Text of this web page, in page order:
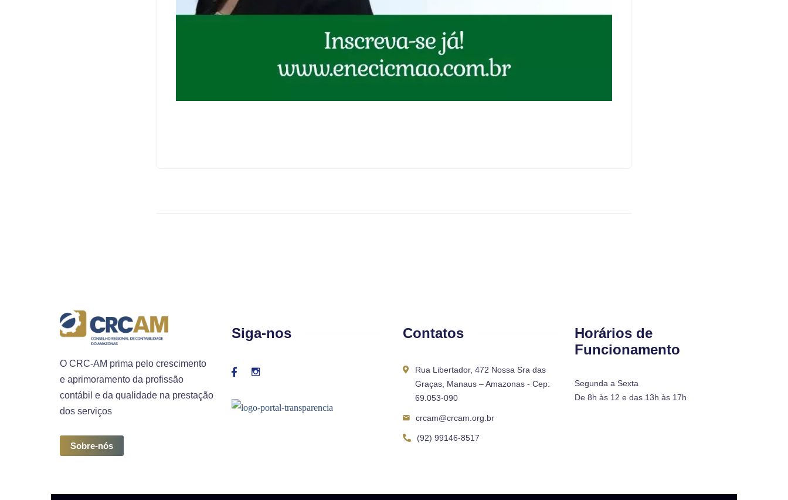
O CRC-AM prima pelo crescimento
e aprimoramento da profissão
contábil e da qualidade na prestação
dos serviços
Sobre-nós
Siga-nos Contatos
Rua Libertador, 472 Nossa Sra das
Graças, Manaus – Amazonas - Cep:
69.053-090
crcam@crcam.org.br
(92) 99146-8517
Horários de
Funcionamento
Segunda a Sexta
De 8h às 12 e das 13h às 17h